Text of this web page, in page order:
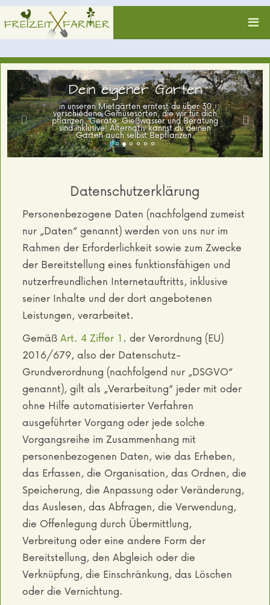
Dein eigener Garten
in unseren Mietgärten erntest du über 30
verschiedene Gemüsesorten, die wir für dich
pflanzen. Geräte, Gießwasser und Beratung
sind inklusive! Alternativ kannst du deinen
Garten auch selbst Bepflanzen.
Datenschutzerklärung
Personenbezogene Daten (nachfolgend zumeist
nur „Daten“ genannt) werden von uns nur im
Rahmen der Erforderlichkeit sowie zum Zwecke
der Bereitstellung eines funktionsfähigen und
nutzerfreundlichen Internetauftritts, inklusive
seiner Inhalte und der dort angebotenen
Leistungen, verarbeitet.
GemäßArt. 4 Ziffer 1. der Verordnung (EU)
2016/679, also der Datenschutz-
Grundverordnung (nachfolgend nur „DSGVO“
genannt), gilt als „Verarbeitung“ jeder mit oder
ohne Hilfe automatisierter Verfahren
ausgeführter Vorgang oder jede solche
Vorgangsreihe im Zusammenhang mit
personenbezogenen Daten, wie das Erheben,
das Erfassen, die Organisation, das Ordnen, die
Speicherung, die Anpassung oder Veränderung,
das Auslesen, das Abfragen, die Verwendung,
die Offenlegung durch Übermittlung,
Verbreitung oder eine andere Form der
Bereitstellung, den Abgleich oder die
Verknüpfung, die Einschränkung, das Löschen
oder die Vernichtung.